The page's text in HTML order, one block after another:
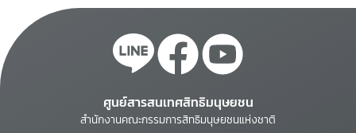
ศูนย์สารสนเทศสิทธิมนุษยชน
สำนักงานคณะกรรมการสิทธิมนุษยชนแห่งชาติ